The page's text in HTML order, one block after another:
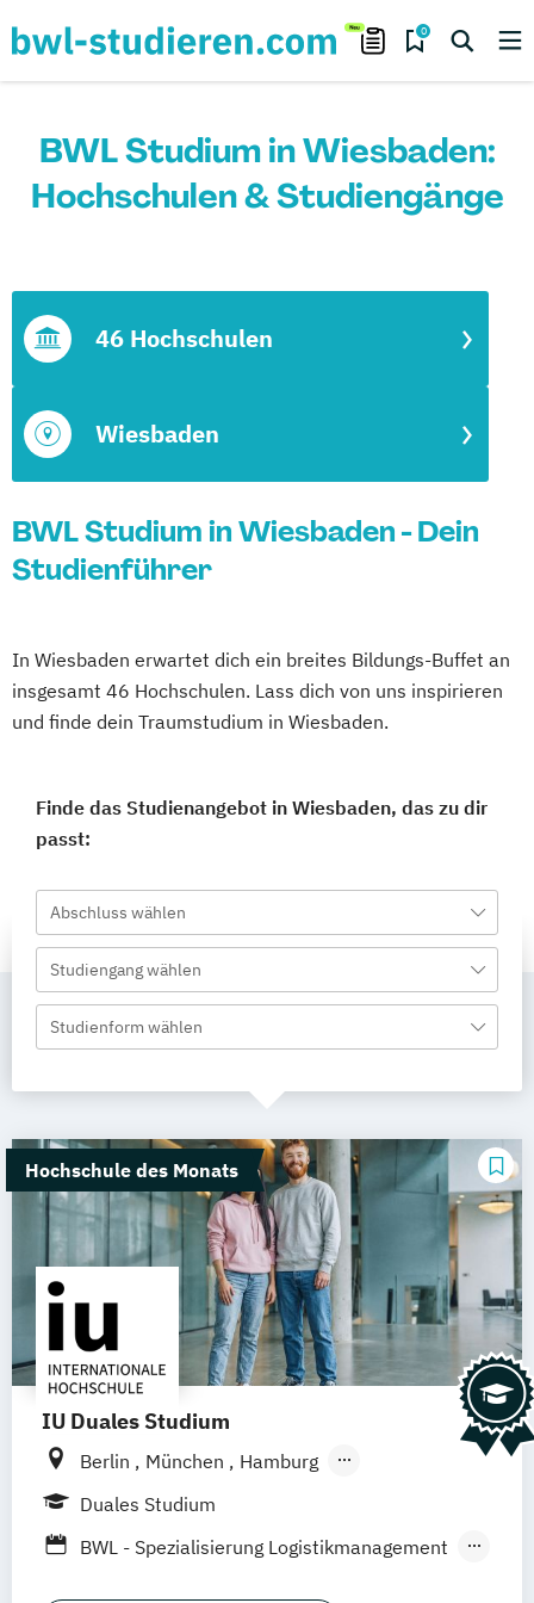
0
BWL Studium in Wiesbaden:
Hochschulen & Studiengänge
Wiesbaden
46 Hochschulen
BWL Studium in Wiesbaden - Dein
Studienführer
In Wiesbaden erwartet dich ein breites Bildungs-Buffet an
insgesamt 46 Hochschulen. Lass dich von uns inspirieren
und finde dein Traumstudium in Wiesbaden.
Finde das Studienangebot in Wiesbaden, das zu dir
passt:
Abschluss wählen
Studiengang wählen
Studienform wählen
Hochschule des Monats
IU Duales Studium
Berlin München
Hamburg
Frankfurt am Main
Mannheim Leipzig Online-Campus
Augsburg Bielefeld Braunschweig
Duales Studium
BWL - Spezialisierung Logistikmanagement